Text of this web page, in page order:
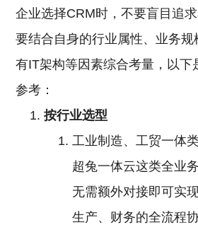
企业选择CRM时，不要盲目追
要结合自身的行业属性、业务
有IT架构等因素综合考量，以下
参考：
按行业选型
工业制造、工贸一体
超兔一体云这类全业
无需额外对接即可实
生产、财务的全流程